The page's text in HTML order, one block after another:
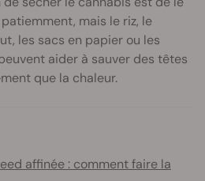
mais le riz, le
les sacs en papier ou les
aider à sauver des têtes
que la chaleur.
affinée : comment faire la